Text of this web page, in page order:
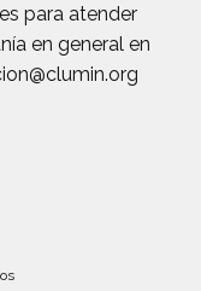
para atender
en general en